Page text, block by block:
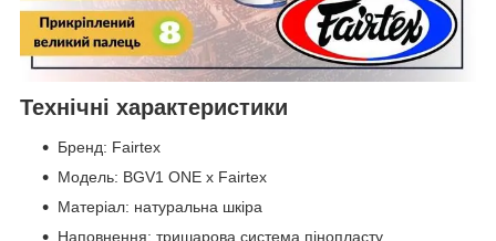
Технічні характеристики
Бренд: Fairtex
Модель: BGV1 ONE x Fairtex
Матеріал: натуральна шкіра
Наповнення: тришарова система пінопласту